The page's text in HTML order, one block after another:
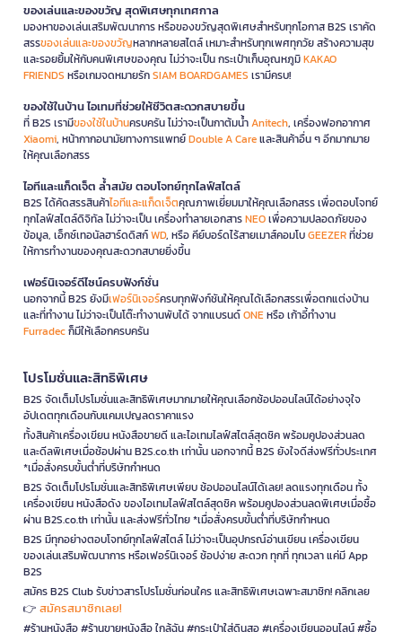
ของเล่นและของขวัญ สุดพิเศษทุกเทศกาล
มองหาของเล่นเสริมพัฒนาการ หรือของขวัญสุดพิเศษสำหรับทุกโอกาส B2S เราคัด
สรรของเล่นและของขวัญหลากหลายสไตล์ เหมาะสำหรับทุกเพศทุกวัย สร้างความสุข
และรอยยิ้มให้กับคนพิเศษของคุณ ไม่ว่าจะเป็น กระเป๋าเก็บอุณหภูมิKAKAO
FRIENDS หรือเกมจดหมายรักSIAM BOARDGAMES เรามีครบ!
ของใช้ในบ้าน ไอเทมที่ช่วยให้ชีวิตสะดวกสบายขึ้น
ที่ B2S เรามีของใช้ในบ้านครบครัน ไม่ว่าจะเป็นกาต้มน้ำAnitech, เครื่องฟอกอากาศ
Xiaomi, หน้ากากอนามัยทางการแพทย์Double A Careและสินค้าอื่น ๆ อีกมากมาย
ให้คุณเลือกสรร
ไอทีและแก็ดเจ็ต ล้ำสมัย ตอบโจทย์ทุกไลฟ์สไตล์
B2S ได้คัดสรรสินค้าไอทีและแก็ดเจ็ตคุณภาพเยี่ยมมาให้คุณเลือกสรร เพื่อตอบโจทย์
ทุกไลฟ์สไตล์ดิจิทัล ไม่ว่าจะเป็น เครื่องทำลายเอกสารNEOเพื่อความปลอดภัยของ
ข้อมูล, เอ็กซ์เทอนัลฮาร์ดดิสก์WD, หรือ คีย์บอร์ดไร้สายเมาส์คอมโบGEEZERที่ช่วย
ให้การทำงานของคุณสะดวกสบายยิ่งขึ้น
เฟอร์นิเจอร์ดีไซน์ครบฟังก์ชั่น
นอกจากนี้ B2S ยังมีเฟอร์นิเจอร์ครบทุกฟังก์ชันให้คุณได้เลือกสรรเพื่อตกแต่งบ้าน
และที่ทำงาน ไม่ว่าจะเป็นโต๊ะทำงานพับได้ จากแบรนด์ONEหรือ เก้าอี้ทำงาน
Furradecก็มีให้เลือกครบครัน
โปรโมชั่นและสิทธิพิเศษ
B2S จัดเต็มโปรโมชั่นและสิทธิพิเศษมากมายให้คุณเลือกช้อปออนไลน์ได้อย่างจุใจ
อัปเดตทุกเดือนกับแคมเปญลดราคาแรง
ทั้งสินค้าเครื่องเขียน หนังสือขายดี และไอเทมไลฟ์สไตล์สุดชิค พร้อมคูปองส่วนลด
และดีลพิเศษเมื่อช้อปผ่าน B2S.co.th เท่านั้น นอกจากนี้ B2S ยังใจดีส่งฟรีทั่วประเทศ
*เมื่อสั่งครบขั้นต่ำที่บริษัทกำหนด
B2S จัดเต็มโปรโมชั่นและสิทธิพิเศษเพียบ ช้อปออนไลน์ได้เลย! ลดแรงทุกเดือน ทั้ง
เครื่องเขียน หนังสือดัง ของไอเทมไลฟ์สไตล์สุดชิค พร้อมคูปองส่วนลดพิเศษเมื่อซื้อ
ผ่าน B2S.co.th เท่านั้น และส่งฟรีทั่วไทย *เมื่อสั่งครบขั้นต่ำที่บริษัทกำหนด
B2S มีทุกอย่างตอบโจทย์ทุกไลฟ์สไตล์ ไม่ว่าจะเป็นอุปกรณ์อ่านเขียน เครื่องเขียน
ของเล่นเสริมพัฒนาการ หรือเฟอร์นิเจอร์ ช้อปง่าย สะดวก ทุกที่ ทุกเวลา แค่มี App
B2S
สมัคร B2S Club รับข่าวสารโปรโมชั่นก่อนใคร และสิทธิพิเศษเฉพาะสมาชิก! คลิกเลย
👉 สมัครสมาชิกเลย!
#ร้านหนังสือ #ร้านขายหนังสือ ใกล้ฉัน #กระเป๋าใส่ดินสอ #เครื่องเขียนออนไลน์ #ซื้อ